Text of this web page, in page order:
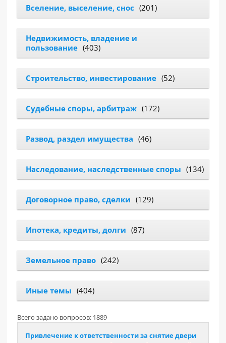
Вселение, выселение, снос (201)
Недвижимость, владение и
пользование (403)
Строительство, инвестирование (52)
Судебные споры, арбитраж (172)
Развод, раздел имущества (46)
Наследование, наследственные споры (134)
Договорное право, сделки (129)
Ипотека, кредиты, долги (87)
Земельное право (242)
Иные темы (404)
Всего задано вопросов: 1889
Привлечение к ответственности за снятие двери